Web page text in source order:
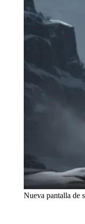
Nueva pantalla de